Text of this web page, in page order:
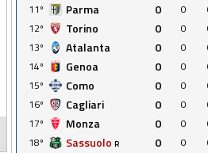
11º
Parma 0 0
12º
Torino 0 0
13º
Atalanta 0 0
14º
Genoa 0 0
15º
Como 0 0
16º
Cagliari 0 0
17º
Monza 0 0
18º
Sassuolo R 0 0